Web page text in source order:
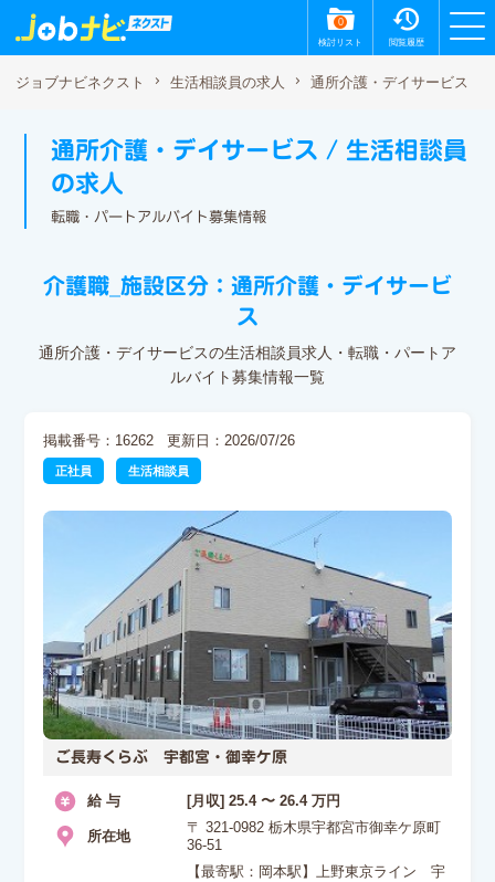
0
検討リスト 閲覧履歴
ジョブナビネクスト 生活相談員の求人 通所介護・デイサービス
通所介護・デイサービス / 生活相談員
の求人
転職・パートアルバイト募集情報
介護職_施設区分：通所介護・デイサービ
ス
通所介護・デイサービスの生活相談員求人・転職・パートア
ルバイト募集情報一覧
掲載番号：16262 更新日：2026/07/26
正社員 生活相談員
ご長寿くらぶ 宇都宮・御幸ケ原
給 与 [月収] 25.4 〜 26.4 万円
所在地
〒 321-0982 栃木県宇都宮市御幸ケ原町
36-51
【最寄駅：岡本駅】上野東京ライン 宇